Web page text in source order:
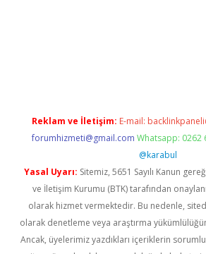
Reklam ve İletişim: E-mail:
forumhizmeti@gmail.com Whatsapp: 0262
@karabul
Yasal Uyarı: Sitemiz, 5651 Sayılı Kanun
ve İletişim Kurumu (BTK) tarafından
olarak hizmet vermektedir. Bu nedenle,
olarak denetleme veya araştırma
Ancak, üyelerimiz yazdıkları içeriklerin